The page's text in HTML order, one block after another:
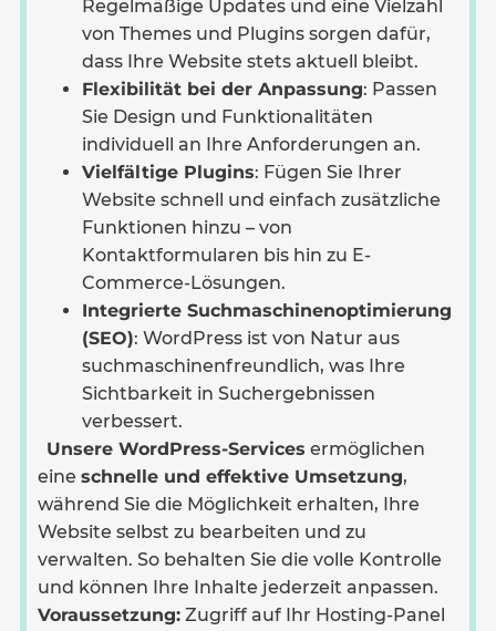
Regelmäßige Updates und eine Vielzahl
von Themes und Plugins sorgen dafür,
dass Ihre Website stets aktuell bleibt.
Flexibilität bei der Anpassung: Passen
Sie Design und Funktionalitäten
individuell an Ihre Anforderungen an.
Vielfältige Plugins: Fügen Sie Ihrer
Website schnell und einfach zusätzliche
Funktionen hinzu – von
Kontaktformularen bis hin zu E-
Commerce-Lösungen.
Integrierte Suchmaschinenoptimierung
(SEO): WordPress ist von Natur aus
suchmaschinenfreundlich, was Ihre
Sichtbarkeit in Suchergebnissen
verbessert.
Unsere WordPress-Services ermöglichen
eine schnelle und effektive Umsetzung,
während Sie die Möglichkeit erhalten, Ihre
Website selbst zu bearbeiten und zu
verwalten. So behalten Sie die volle Kontrolle
und können Ihre Inhalte jederzeit anpassen.
Voraussetzung:Zugriff auf Ihr Hosting-Panel